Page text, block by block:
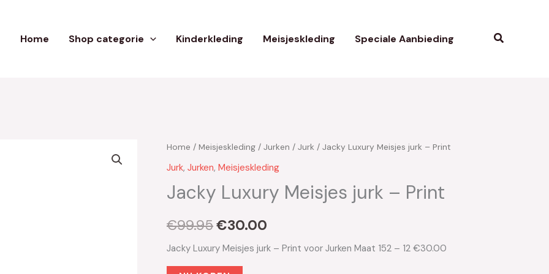
Home Shop categorie Kinderkleding Meisjeskleding Speciale Aanbieding Zoeken
Home / Meisjeskleding / Jurken / Jurk / Jacky Luxury Meisjes jurk – Print
Jurk, Jurken, Meisjeskleding
Jacky Luxury Meisjes jurk – Print
€99.95
Oorspronkelijke
prijs
was:
€99.95.
€30.00
Huidige
prijs
is:
Jacky Luxury Meisjes jurk – Print voor Jurken Maat 152 – 12 €30.00